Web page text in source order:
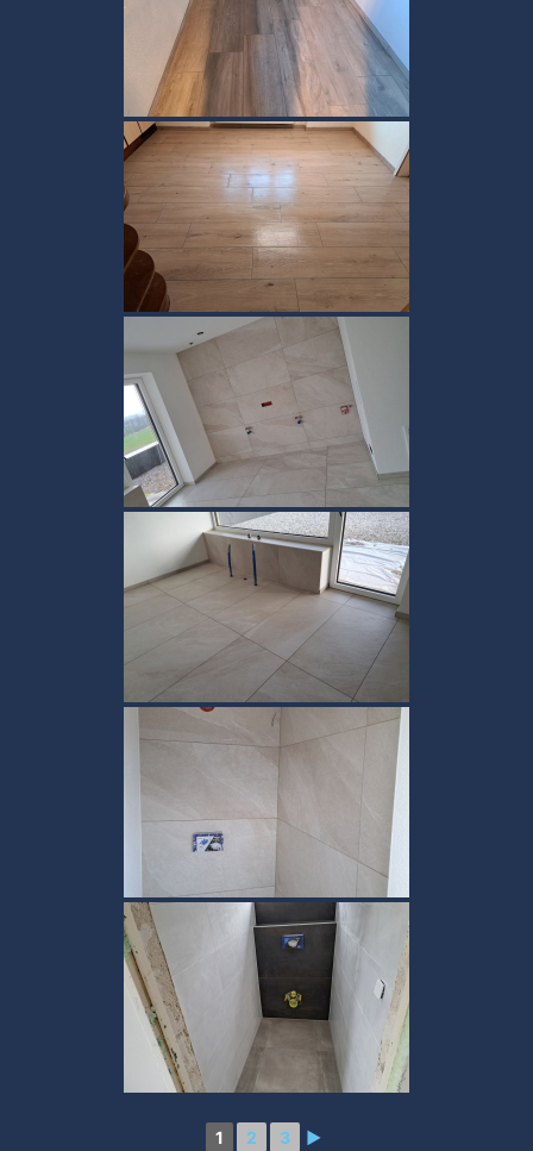
1 2 3 ►